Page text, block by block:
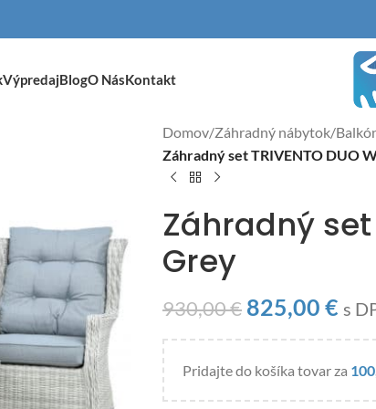
VýpredajBlogO NásKontakt
Domov/Záhradný nábytok/
Záhradný set TRIVENTO DUO
Záhradný set
Grey
930,00€ 825,00 € s
Pridajte do košíka tovar za